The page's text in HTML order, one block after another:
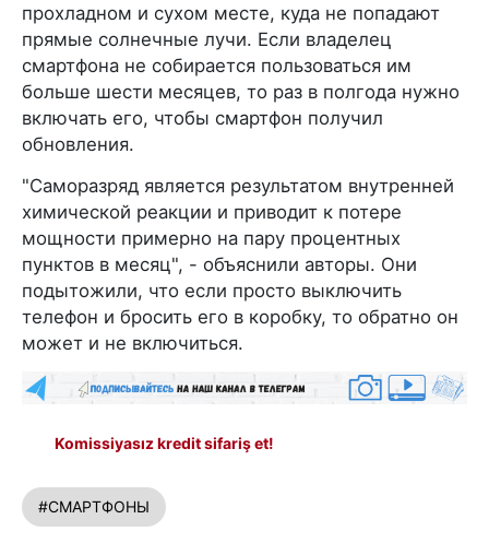
прохладном и сухом месте, куда не попадают
прямые солнечные лучи. Если владелец
смартфона не собирается пользоваться им
больше шести месяцев, то раз в полгода нужно
включать его, чтобы смартфон получил
обновления.
"Саморазряд является результатом внутренней
химической реакции и приводит к потере
мощности примерно на пару процентных
пунктов в месяц", - объяснили авторы. Они
подытожили, что если просто выключить
телефон и бросить его в коробку, то обратно он
может и не включиться.
Komissiyasız kredit sifariş et!
#СМАРТФОНЫ